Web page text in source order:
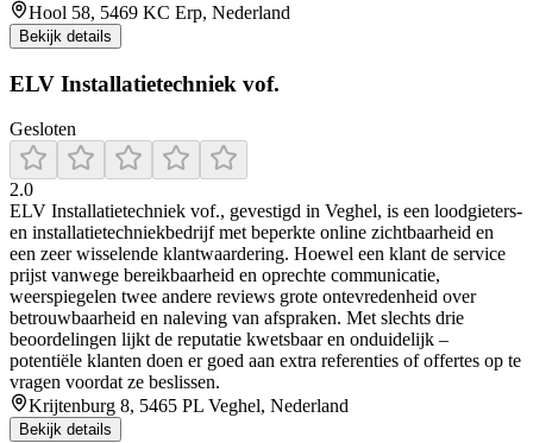
Hool 58, 5469 KC Erp, Nederland
Bekijk details
ELV Installatietechniek vof.
Gesloten
2.0
ELV Installatietechniek vof., gevestigd in Veghel, is een loodgieters-
en installatietechniekbedrijf met beperkte online zichtbaarheid en
een zeer wisselende klantwaardering. Hoewel een klant de service
prijst vanwege bereikbaarheid en oprechte communicatie,
weerspiegelen twee andere reviews grote ontevredenheid over
betrouwbaarheid en naleving van afspraken. Met slechts drie
beoordelingen lijkt de reputatie kwetsbaar en onduidelijk –
potentiële klanten doen er goed aan extra referenties of offertes op te
vragen voordat ze beslissen.
Krijtenburg 8, 5465 PL Veghel, Nederland
Bekijk details